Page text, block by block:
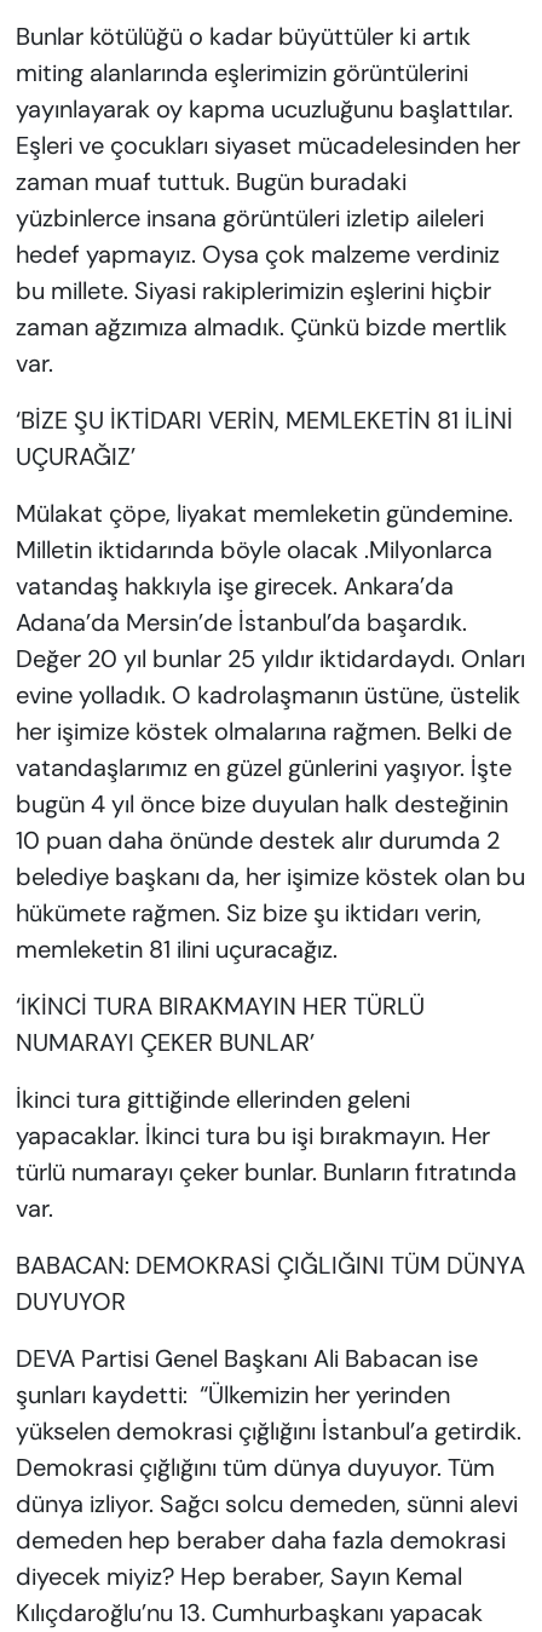
Bunlar kötülüğü o kadar büyüttüler ki artık
miting alanlarında eşlerimizin görüntülerini
yayınlayarak oy kapma ucuzluğunu başlattılar.
Eşleri ve çocukları siyaset mücadelesinden her
zaman muaf tuttuk. Bugün buradaki
yüzbinlerce insana görüntüleri izletip aileleri
hedef yapmayız. Oysa çok malzeme verdiniz
bu millete. Siyasi rakiplerimizin eşlerini hiçbir
zaman ağzımıza almadık. Çünkü bizde mertlik
var.
‘BİZE ŞU İKTİDARI VERİN, MEMLEKETİN 81 İLİNİ
UÇURAĞIZ’
Mülakat çöpe, liyakat memleketin gündemine.
Milletin iktidarında böyle olacak .Milyonlarca
vatandaş hakkıyla işe girecek. Ankara’da
Adana’da Mersin’de İstanbul’da başardık.
Değer 20 yıl bunlar 25 yıldır iktidardaydı. Onları
evine yolladık. O kadrolaşmanın üstüne, üstelik
her işimize köstek olmalarına rağmen. Belki de
vatandaşlarımız en güzel günlerini yaşıyor. İşte
bugün 4 yıl önce bize duyulan halk desteğinin
10 puan daha önünde destek alır durumda 2
belediye başkanı da, her işimize köstek olan bu
hükümete rağmen. Siz bize şu iktidarı verin,
memleketin 81 ilini uçuracağız.
‘İKİNCİ TURA BIRAKMAYIN HER TÜRLÜ
NUMARAYI ÇEKER BUNLAR’
İkinci tura gittiğinde ellerinden geleni
yapacaklar. İkinci tura bu işi bırakmayın. Her
türlü numarayı çeker bunlar. Bunların fıtratında
var.
BABACAN: DEMOKRASİ ÇIĞLIĞINI TÜM DÜNYA
DUYUYOR
DEVA Partisi Genel Başkanı Ali Babacan ise
şunları kaydetti: “Ülkemizin her yerinden
yükselen demokrasi çığlığını İstanbul’a getirdik.
Demokrasi çığlığını tüm dünya duyuyor. Tüm
dünya izliyor. Sağcı solcu demeden, sünni alevi
demeden hep beraber daha fazla demokrasi
diyecek miyiz? Hep beraber, Sayın Kemal
Kılıçdaroğlu’nu 13. Cumhurbaşkanı yapacak